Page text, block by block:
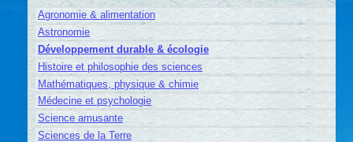
Agronomie & alimentation
Astronomie
Développement durable & écologie
Histoire et philosophie des sciences
Mathématiques, physique & chimie
Médecine et psychologie
Science amusante
Sciences de la Terre